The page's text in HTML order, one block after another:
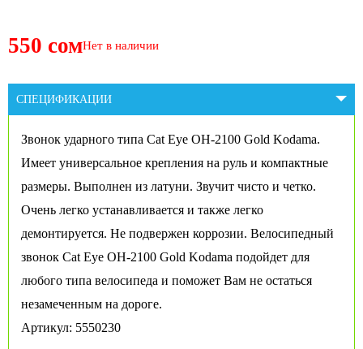
550 сомНет в наличии
СПЕЦИФИКАЦИИ
Звонок ударного типа Cat Eye OH-2100 Gold Kodama.
Имеет универсальное крепления на руль и компактные
размеры. Выполнен из латуни. Звучит чисто и четко.
Очень легко устанавливается и также легко
демонтируется. Не подвержен коррозии. Велосипедный
звонок Cat Eye OH-2100 Gold Kodama подойдет для
любого типа велосипеда и поможет Вам не остаться
незамеченным на дороге.
Артикул: 5550230